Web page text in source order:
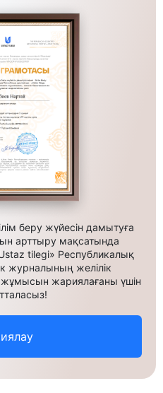
беру жүйесін дамытуға
арттыру мақсатында
tilegi» Республикалық
журналының желілік
жариялағаны үшін